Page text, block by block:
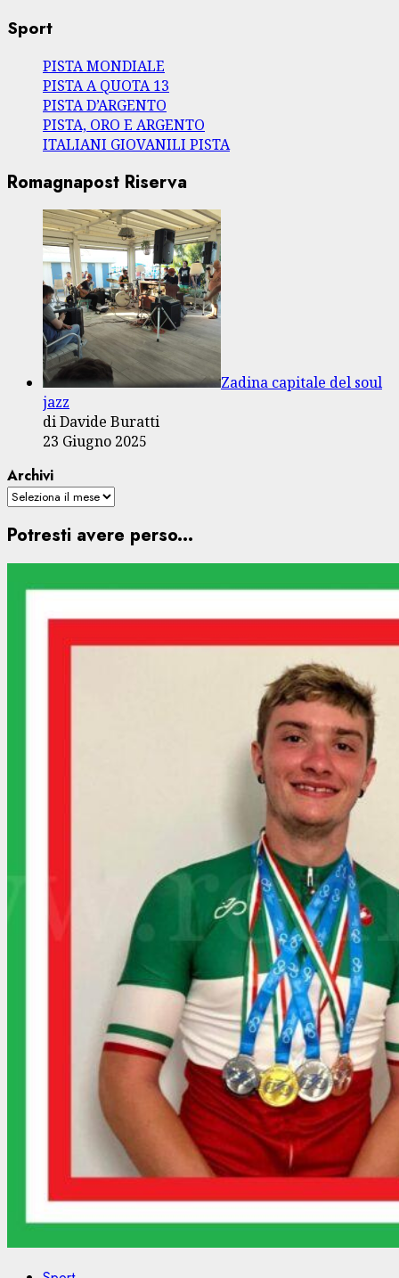
Sport
PISTA MONDIALE
PISTA A QUOTA 13
PISTA D’ARGENTO
PISTA, ORO E ARGENTO
ITALIANI GIOVANILI PISTA
Romagnapost Riserva
Zadina capitale del soul
jazz
di Davide Buratti
23 Giugno 2025
Archivi
Potresti avere perso...